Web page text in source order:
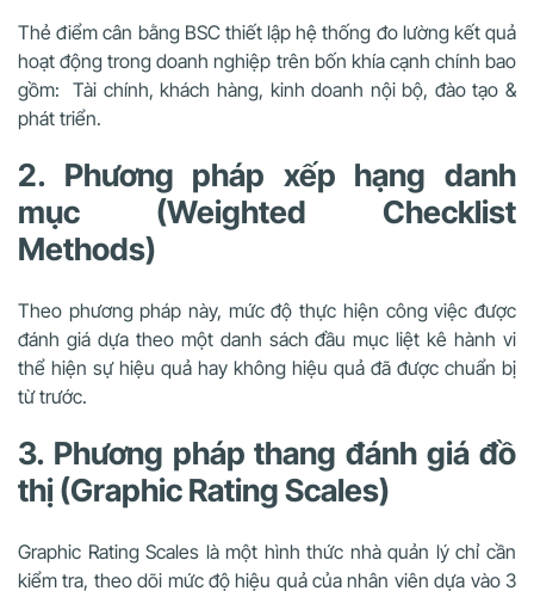
Thẻ điểm cân bằng BSC thiết lập hệ thống đo lường kết quả
hoạt động trong doanh nghiệp trên bốn khía cạnh chính bao
gồm: Tài chính, khách hàng, kinh doanh nội bộ, đào tạo &
phát triển.
2. Phương pháp xếp hạng danh
mục (Weighted Checklist
Methods)
Theo phương pháp này, mức độ thực hiện công việc được
đánh giá dựa theo một danh sách đầu mục liệt kê hành vi
thể hiện sự hiệu quả hay không hiệu quả đã được chuẩn bị
từ trước.
3. Phương pháp thang đánh giá đồ
thị (Graphic Rating Scales)
Graphic Rating Scales là một hình thức nhà quản lý chỉ cần
kiểm tra, theo dõi mức độ hiệu quả của nhân viên dựa vào 3